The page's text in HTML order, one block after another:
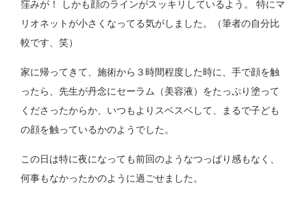
窪みが！ しかも顔のラインがスッキリしているよう。 特にマ
リオネットが小さくなってる気がしました。（筆者の自分比
較です、笑）
家に帰ってきて、施術から３時間程度した時に、手で顔を触
ったら、先生が丹念にセーラム（美容液）をたっぷり塗って
くださったからか、いつもよりスベスベして、まるで子ども
の顔を触っているかのようでした。
この日は特に夜になっても前回のようなつっぱり感もなく、
何事もなかったかのように過ごせました。